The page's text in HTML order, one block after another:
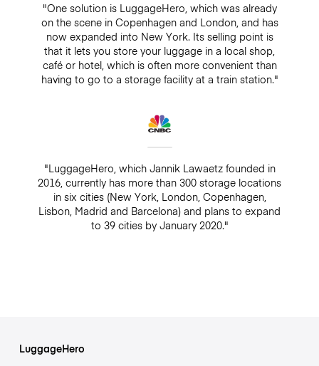
"One solution is LuggageHero, which was already
on the scene in Copenhagen and London, and has
now expanded into New York. Its selling point is
that it lets you store your luggage in a local shop,
café or hotel, which is often more convenient than
having to go to a storage facility at a train station."
"LuggageHero, which Jannik Lawaetz founded in
2016, currently has more than 300 storage locations
in six cities (New York, London, Copenhagen,
Lisbon, Madrid and Barcelona) and plans to expand
to 39 cities by January 2020."
LuggageHero